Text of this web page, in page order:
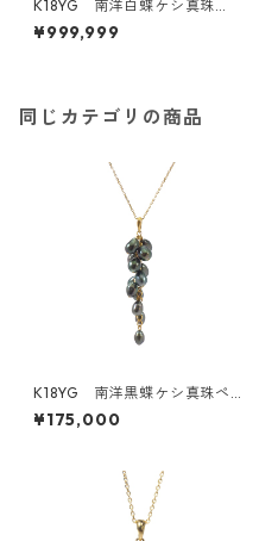
K18YG 南洋白蝶ケシ真珠
（ゴールデン）ペンダントネ
ックレス 《てふてふ》（KR
¥999,999
同じカテゴリの商品
K18YG 南洋黒蝶ケシ真珠ペ
ンダントトップ《たわわ》（K
R71208）
¥175,000